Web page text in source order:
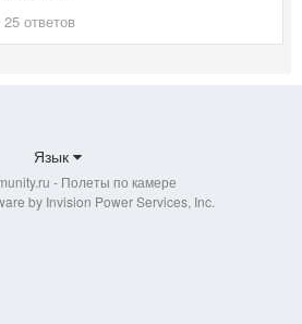
25 ответов
Язык
- Полеты по камере
by Invision Power Services, Inc.